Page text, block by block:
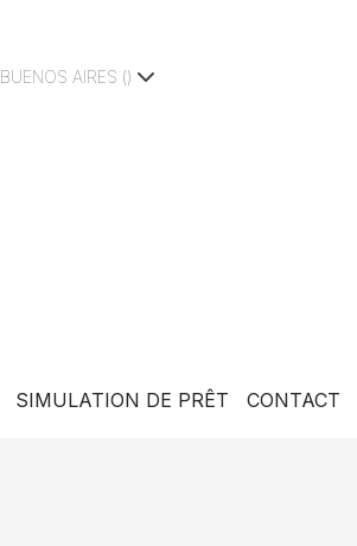
BUENOS AIRES ()
SIMULATION DE PRÊT CONTACT